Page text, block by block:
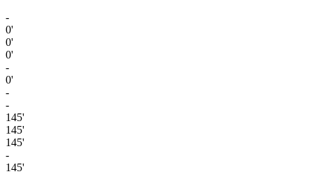
-
0'
0'
0'
-
0'
-
-
145'
145'
145'
-
145'